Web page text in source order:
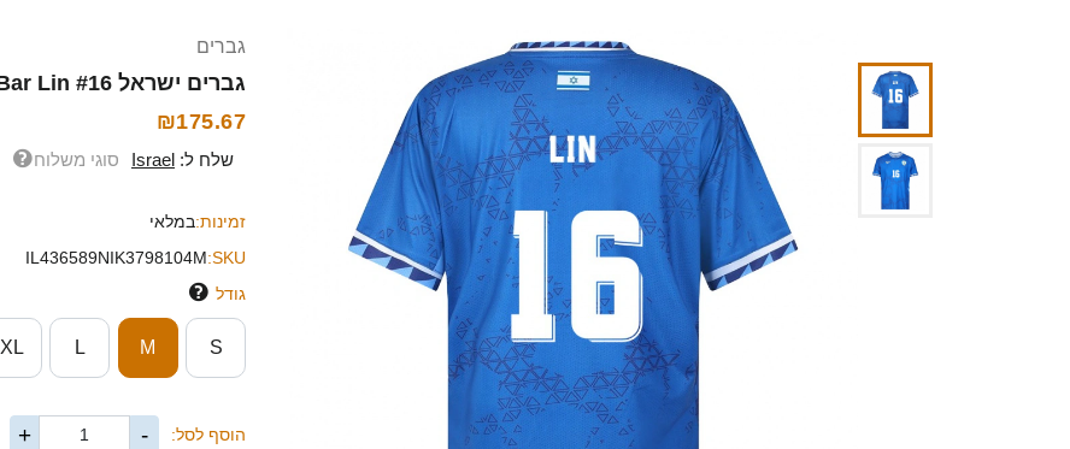
גברים
גברים ישראל Bar Lin #16 כחול לבן הרחק ג'רזי 26-28 חולצה קצרה
₪175.67
שלח ל: Israel סוגי משלוח
זמינות:במלאי
SKU:
IL436589NIK3798104M
גודל
S
M
L
XL
הוסף לסל: -
+